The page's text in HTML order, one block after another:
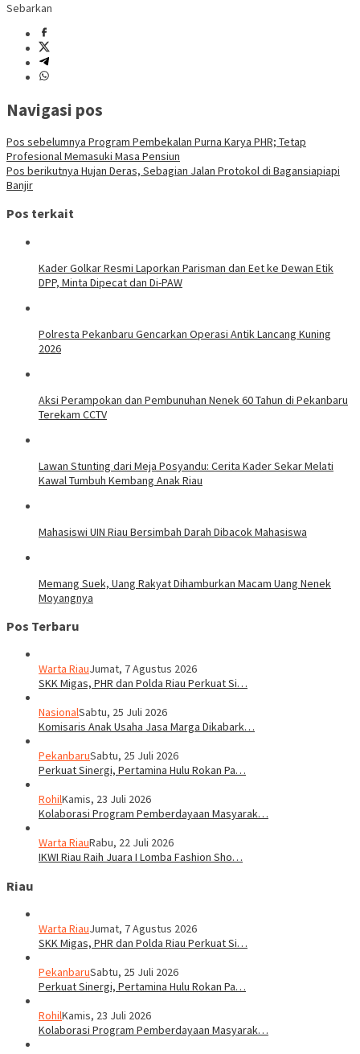
Sebarkan
Navigasi pos
Pos sebelumnya Program Pembekalan Purna Karya PHR; Tetap
Profesional Memasuki Masa Pensiun
Pos berikutnya Hujan Deras, Sebagian Jalan Protokol di Bagansiapiapi
Banjir
Pos terkait
Kader Golkar Resmi Laporkan Parisman dan Eet ke Dewan Etik
DPP, Minta Dipecat dan Di-PAW
Polresta Pekanbaru Gencarkan Operasi Antik Lancang Kuning
2026
Aksi Perampokan dan Pembunuhan Nenek 60 Tahun di Pekanbaru
Terekam CCTV
Lawan Stunting dari Meja Posyandu: Cerita Kader Sekar Melati
Kawal Tumbuh Kembang Anak Riau
Mahasiswi UIN Riau Bersimbah Darah Dibacok Mahasiswa
Memang Suek, Uang Rakyat Dihamburkan Macam Uang Nenek
Moyangnya
Pos Terbaru
Warta RiauJumat, 7 Agustus 2026
SKK Migas, PHR dan Polda Riau Perkuat Si…
NasionalSabtu, 25 Juli 2026
Komisaris Anak Usaha Jasa Marga Dikabark…
PekanbaruSabtu, 25 Juli 2026
Perkuat Sinergi, Pertamina Hulu Rokan Pa…
RohilKamis, 23 Juli 2026
Kolaborasi Program Pemberdayaan Masyarak…
Warta RiauRabu, 22 Juli 2026
IKWI Riau Raih Juara I Lomba Fashion Sho…
Riau
Warta RiauJumat, 7 Agustus 2026
SKK Migas, PHR dan Polda Riau Perkuat Si…
PekanbaruSabtu, 25 Juli 2026
Perkuat Sinergi, Pertamina Hulu Rokan Pa…
RohilKamis, 23 Juli 2026
Kolaborasi Program Pemberdayaan Masyarak…